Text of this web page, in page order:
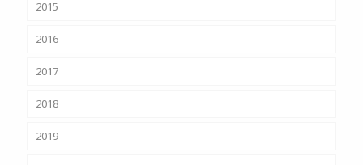
2015
2016
2017
2018
2019